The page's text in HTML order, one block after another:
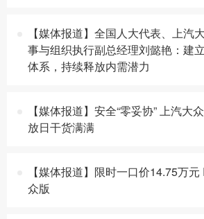
【媒体报道】全国人大代表、上汽
事与组织执行副总经理刘懿艳：建
体系，持续释放内需潜力
【媒体报道】安全“零妥协” 上汽大
放日干货满满
【媒体报道】限时一口价14.75万
众版